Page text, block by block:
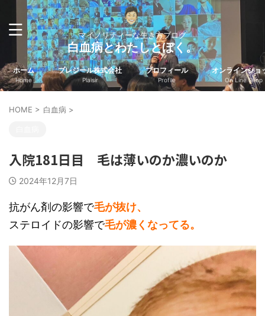
マイノリティーな生き方ブログ
白血病とわたしとぼく。
ホーム
Home
プレジール株式会社
Plaisir
プロフィール
Profile
オンラインショ
On Line Shop
HOME > 白血病 >
入院181日目 毛は薄いのか濃いのか
2024年12月7日
抗がん剤の影響で毛が抜け、
ステロイドの影響で毛が濃くなってる。